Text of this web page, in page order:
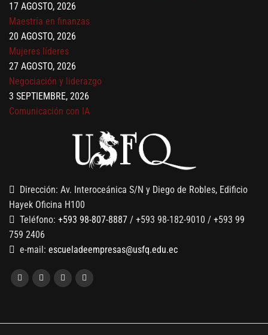
17 AGOSTO, 2026
Maestría en finanzas
20 AGOSTO, 2026
Mujeres líderes
27 AGOSTO, 2026
Negociación y liderazgo
3 SEPTIEMBRE, 2026
Comunicación con IA
Gobernanza de datos
13 AGOSTO, 2026
Finanzas para no financieros
Dirección: Av. Interoceánica S/N y Diego de Robles, Edificio
Hayek Oficina H100
Teléfono: +593 98-807-8887 / +593 98-182-9010 / +593 99
759 2406
e-mail: escueladeempresas@usfq.edu.ec